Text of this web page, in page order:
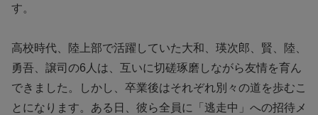
す。
高校時代、陸上部で活躍していた大和、瑛次郎、賢、陸、
勇吾、譲司の6人は、互いに切磋琢磨しながら友情を育ん
できました。しかし、卒業後はそれぞれ別々の道を歩むこ
とになります。ある日、彼ら全員に「逃走中」への招待メ